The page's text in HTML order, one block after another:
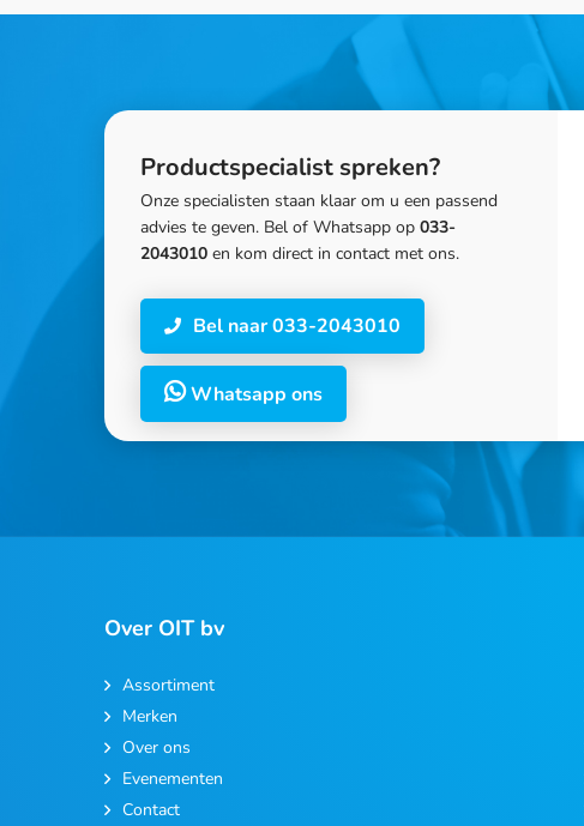
Productspecialist spreken?
Onze specialisten staan klaar om u een passend
advies te geven. Bel of Whatsapp op 033-
2043010 en kom direct in contact met ons.
Bel naar 033-2043010
Whatsapp ons
Over OIT bv
Assortiment
Merken
Over ons
Evenementen
Contact